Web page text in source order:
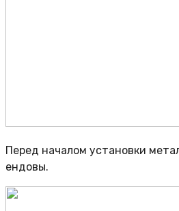
Перед началом установки
ендовы.